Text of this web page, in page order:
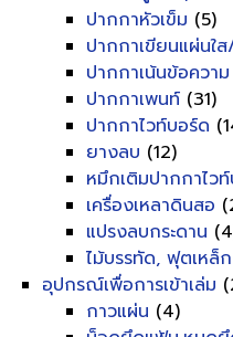
ปากกาหัวเข็ม (5)
ปากกาเขียนแผ่นใ
ปากกาเน้นข้อความ
ปากกาเพนท์ (31)
ปากกาไวท์บอร์ด
ยางลบ (12)
หมึกเติมปากกาไว
เครื่องเหลาดินสอ
แปรงลบกระดาน
ไม้บรรทัด, ฟุตเหล็ก
อุปกรณ์เพื่อการเข้าเล่ม
กาวแผ่น (4)